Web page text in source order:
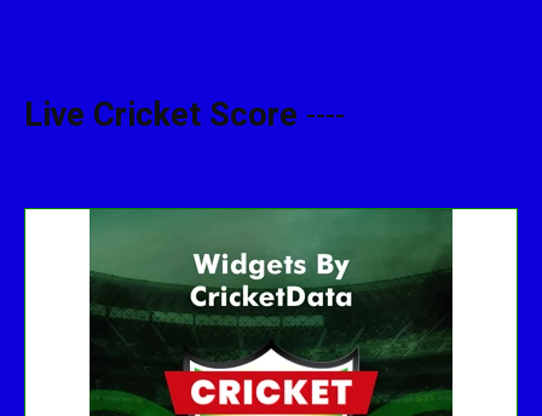
Live Cricket Score ----
No live matches found.
See recent results
See fixtures